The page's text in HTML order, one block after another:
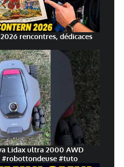
rencontres, dédicaces
Lidax ultra 2000 AWD
#tuto